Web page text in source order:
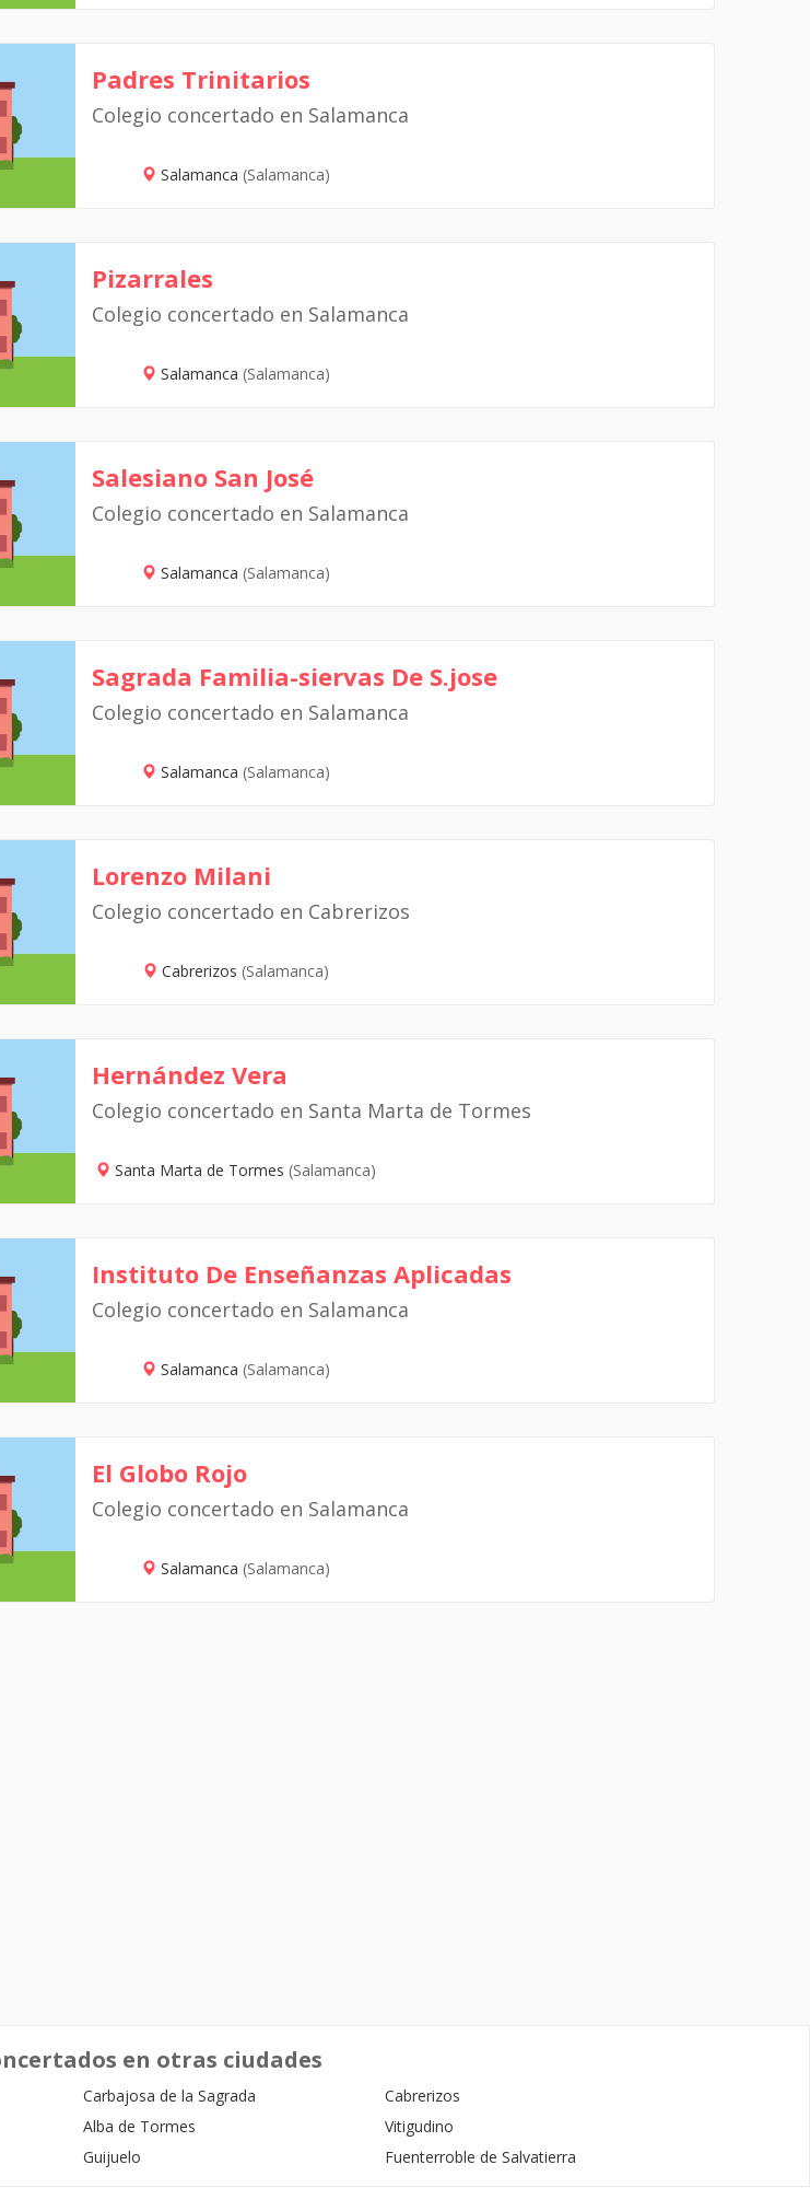
Padres Trinitarios
Colegio concertado en Salamanca
Salamanca (Salamanca)
Pizarrales
Colegio concertado en Salamanca
Salamanca (Salamanca)
Salesiano San José
Colegio concertado en Salamanca
Salamanca (Salamanca)
Sagrada Familia-siervas De S.jose
Colegio concertado en Salamanca
Salamanca (Salamanca)
Lorenzo Milani
Colegio concertado en Cabrerizos
Cabrerizos (Salamanca)
Hernández Vera
Colegio concertado en Santa Marta de Tormes
Santa Marta de Tormes (Salamanca)
Instituto De Enseñanzas Aplicadas
Colegio concertado en Salamanca
Salamanca (Salamanca)
El Globo Rojo
Colegio concertado en Salamanca
Salamanca (Salamanca)
en otras ciudades
Carbajosa de la Sagrada
Alba de Tormes
Guijuelo
Cabrerizos
Vitigudino
Fuenterroble de Salvatierra